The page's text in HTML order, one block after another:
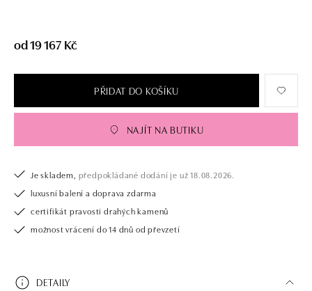
od 19 167 Kč
PŘIDAT DO KOŠÍKU
NAJÍT NA BUTIKU
Je skladem, předpokládané dodání je už 18.08.2026.
luxusní balení a doprava zdarma
certifikát pravosti drahých kamenů
možnost vrácení do 14 dnů od převzetí
DETAILY